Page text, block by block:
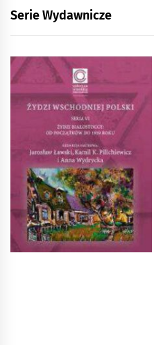
Serie Wydawnicze